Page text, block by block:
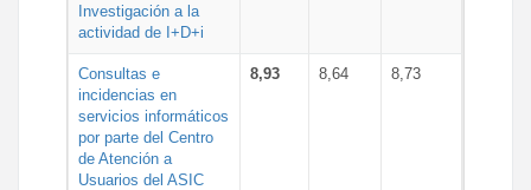
Investigación a la
actividad de I+D+i
Consultas e
incidencias en
servicios informáticos
por parte del Centro
de Atención a
Usuarios del ASIC
8,93 8,64 8,73